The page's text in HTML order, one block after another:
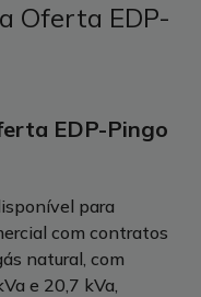
Oferta EDP-
EDP-Pingo
para
com contratos
natural, com
e 20,7 kVa,